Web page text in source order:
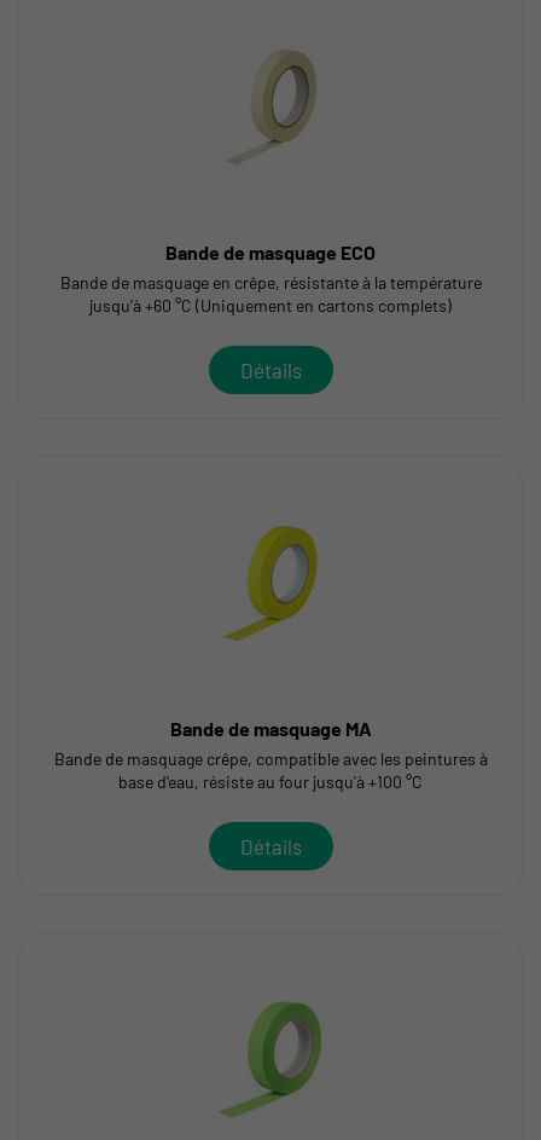
Bande de masquage ECO
Bande de masquage en crêpe, résistante à la température
jusqu'à +60 °C (Uniquement en cartons complets)
Détails
Bande de masquage MA
Bande de masquage crêpe, compatible avec les peintures à
base d'eau, résiste au four jusqu'à +100 °C
Détails